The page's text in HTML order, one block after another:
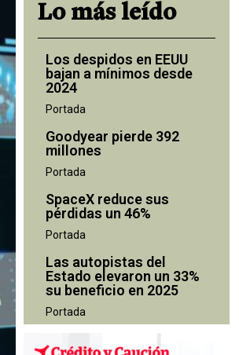
Lo más leído
Los despidos en EEUU
bajan a mínimos desde
2024
Portada
Goodyear pierde 392
millones
Portada
SpaceX reduce sus
pérdidas un 46%
Portada
Las autopistas del
Estado elevaron un 33%
su beneficio en 2025
Portada